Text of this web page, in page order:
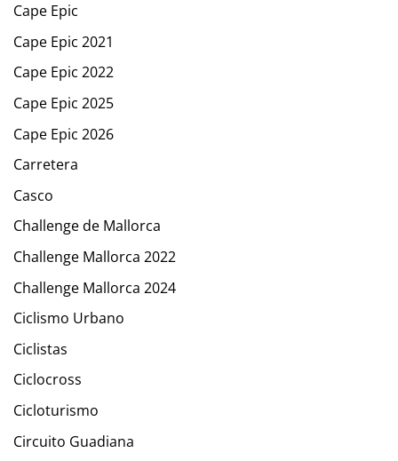
Cape Epic
Cape Epic 2021
Cape Epic 2022
Cape Epic 2025
Cape Epic 2026
Carretera
Casco
Challenge de Mallorca
Challenge Mallorca 2022
Challenge Mallorca 2024
Ciclismo Urbano
Ciclistas
Ciclocross
Cicloturismo
Circuito Guadiana